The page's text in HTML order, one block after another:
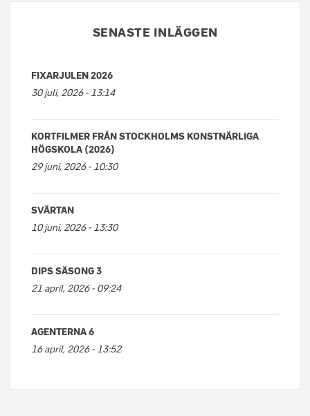
SENASTE INLÄGGEN
FIXARJULEN 2026
30 juli, 2026 - 13:14
KORTFILMER FRÅN STOCKHOLMS KONSTNÄRLIGA
HÖGSKOLA (2026)
29 juni, 2026 - 10:30
SVÄRTAN
10 juni, 2026 - 13:30
DIPS SÄSONG 3
21 april, 2026 - 09:24
AGENTERNA 6
16 april, 2026 - 13:52